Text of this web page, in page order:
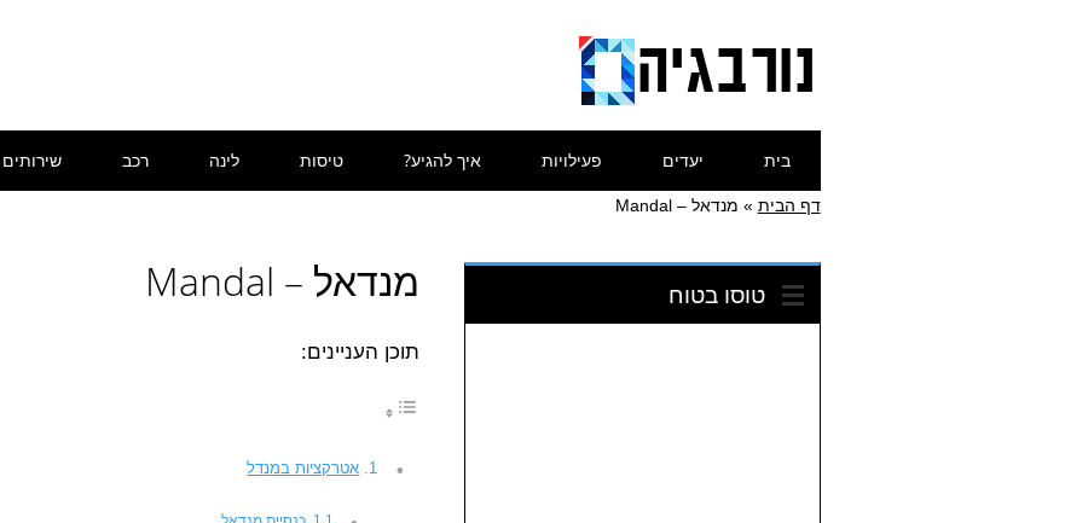
content
בית יעדים פעילויות איך להגיע? טיסות לינה רכב
דף הבית » מנדאל – Mandal
מנדאל – Mandal
תוכן העניינים:
אטרקציות במנדל
טוסו בטוח